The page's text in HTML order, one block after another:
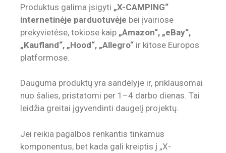
Produktus galima įsigyti „X-CAMPING“
internetinėje parduotuvėje bei įvairiose
prekyvietėse, tokiose kaip „Amazon“, „eBay“,
„Kaufland“, „Hood“, „Allegro“ ir kitose Europos
platformose.
Dauguma produktų yra sandėlyje ir, priklausomai
nuo šalies, pristatomi per 1–4 darbo dienas. Tai
leidžia greitai įgyvendinti daugelį projektų.
Jei reikia pagalbos renkantis tinkamus
komponentus, bet kada gali kreiptis į „X-